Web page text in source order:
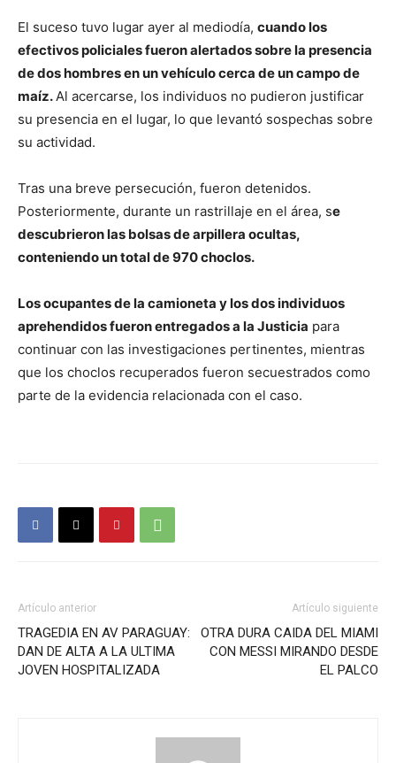
El suceso tuvo lugar ayer al mediodía, cuando los
efectivos policiales fueron alertados sobre la presencia
de dos hombres en un vehículo cerca de un campo de
maíz.Al acercarse, los individuos no pudieron justificar
su presencia en el lugar, lo que levantó sospechas sobre
su actividad.
Tras una breve persecución, fueron detenidos.
Posteriormente, durante un rastrillaje en el área, se
descubrieron las bolsas de arpillera ocultas,
conteniendo un total de 970 choclos.
Los ocupantes de la camioneta y los dos individuos
aprehendidos fueron entregados a la Justicia para
continuar con las investigaciones pertinentes, mientras
que los choclos recuperados fueron secuestrados como
parte de la evidencia relacionada con el caso.
Artículo anterior
TRAGEDIA EN AV PARAGUAY:
DAN DE ALTA A LA ULTIMA
JOVEN HOSPITALIZADA
Artículo siguiente
OTRA DURA CAIDA DEL MIAMI
CON MESSI MIRANDO DESDE
EL PALCO